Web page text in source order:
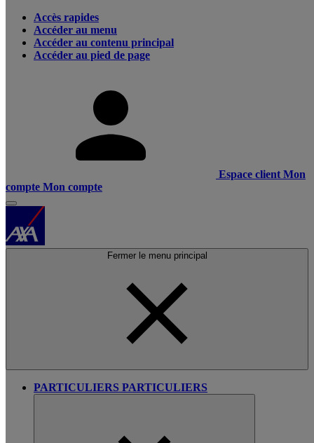
Accès rapides
Accéder au menu
Accéder au contenu principal
Accéder au pied de page
Espace client Mon
compte Mon compte
Fermer le menu principal
PARTICULIERS PARTICULIERS